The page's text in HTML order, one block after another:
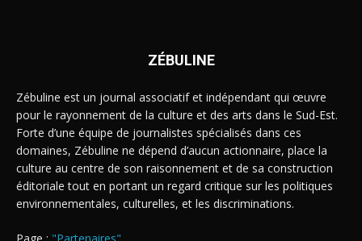
ZÉBULINE
Zébuline est un journal associatif et indépendant qui œuvre
pour le rayonnement de la culture et des arts dans le Sud-Est.
Forte d’une équipe de journalistes spécialisés dans ces
domaines, Zébuline ne dépend d’aucun actionnaire, place la
culture au centre de son raisonnement et de sa construction
éditoriale tout en portant un regard critique sur les politiques
environnementales, culturelles, et les discriminations.